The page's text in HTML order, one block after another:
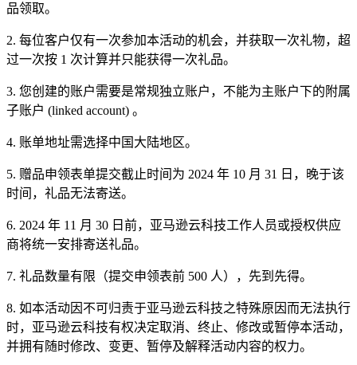
品领取。
2. 每位客户仅有一次参加本活动的机会，并获取一次礼物，超
过一次按 1 次计算并只能获得一次礼品。
3. 您创建的账户需要是常规独立账户，不能为主账户下的附属
子账户 (linked account) 。
4. 账单地址需选择中国大陆地区。
5. 赠品申领表单提交截止时间为 2024 年 10 月 31 日，晚于该
时间，礼品无法寄送。
6. 2024 年 11 月 30 日前，亚马逊云科技工作人员或授权供应
商将统一安排寄送礼品。
7. 礼品数量有限（提交申领表前 500 人），先到先得。
8. 如本活动因不可归责于亚马逊云科技之特殊原因而无法执行
时，亚马逊云科技有权决定取消、终止、修改或暂停本活动，
并拥有随时修改、变更、暂停及解释活动内容的权力。